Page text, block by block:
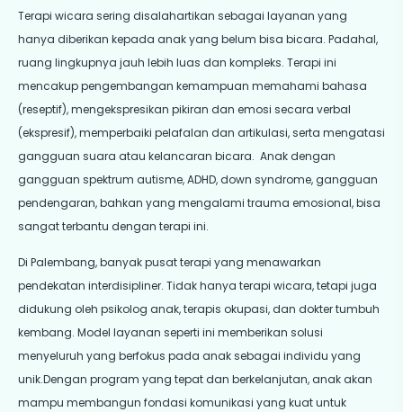
Terapi wicara sering disalahartikan sebagai layanan yang
hanya diberikan kepada anak yang belum bisa bicara. Padahal,
ruang lingkupnya jauh lebih luas dan kompleks. Terapi ini
mencakup pengembangan kemampuan memahami bahasa
(reseptif), mengekspresikan pikiran dan emosi secara verbal
(ekspresif), memperbaiki pelafalan dan artikulasi, serta mengatasi
gangguan suara atau kelancaran bicara. Anak dengan
gangguan spektrum autisme, ADHD, down syndrome, gangguan
pendengaran, bahkan yang mengalami trauma emosional, bisa
sangat terbantu dengan terapi ini.
Di Palembang, banyak pusat terapi yang menawarkan
pendekatan interdisipliner. Tidak hanya terapi wicara, tetapi juga
didukung oleh psikolog anak, terapis okupasi, dan dokter tumbuh
kembang. Model layanan seperti ini memberikan solusi
menyeluruh yang berfokus pada anak sebagai individu yang
unik.Dengan program yang tepat dan berkelanjutan, anak akan
mampu membangun fondasi komunikasi yang kuat untuk